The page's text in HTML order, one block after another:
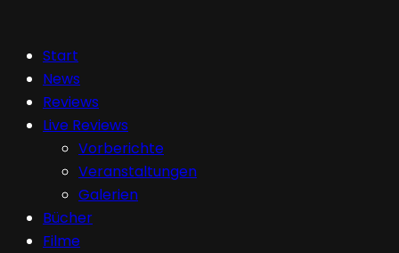
Start
News
Reviews
Live Reviews
Vorberichte
Veranstaltungen
Galerien
Bücher
Filme